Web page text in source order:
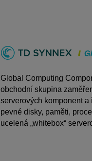
Global Computing
obchodní skupina
serverových komponent
pevné disky, paměti,
ucelená „whitebox“